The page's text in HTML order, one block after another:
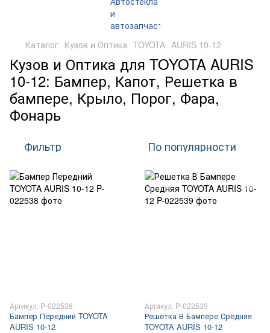
Каталог Кузов и Оптика TOYOTA AURIS 10-12
Кузов и Оптика для TOYOTA AURIS
10-12: Бампер, Капот, Решетка в
бампере, Крыло, Порог, Фара,
Фонарь
Фильтр По популярности
Артикул: P-022538
Бампер Передний TOYOTA
AURIS 10-12
Артикул: P-022539
Решетка В Бампере Средняя
TOYOTA AURIS 10-12